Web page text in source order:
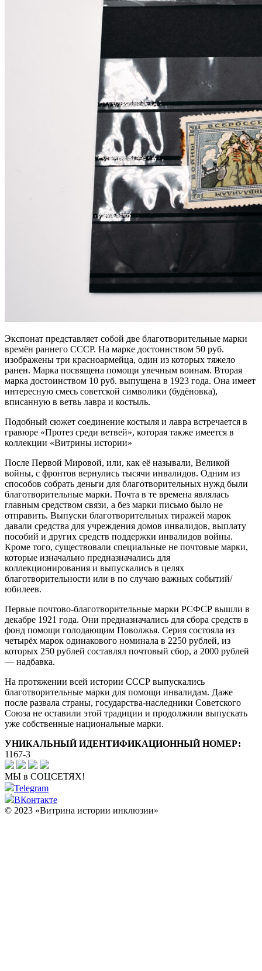
Экспонат представляет собой две благотворительные марки
времён раннего СССР. На марке достоинством 50 руб.
изображены три красноармейца, один из которых тяжело
ранен. Марка посвящена помощи увечным воинам. Вторая
марка достоинством 10 руб. выпущена в 1923 года. Она имеет
интересную смесь советской символики (будёновка),
вписанную в ветвь лавра и костыль.
Подобный сюжет соединение костыля и лавра встречается в
гравюре «Протез среди ветвей», которая также имеется в
коллекции «Витрины истории»
После Первой Мировой, или, как её называли, Великой
войны, с фронтов вернулись тысячи инвалидов. Одним из
способов собрать деньги для благотворительных нужд были
благотворительные марки. Почта в те времена являлась
главным средством связи, а без марки письмо было не
отправить. Выпуски благотворительных тиражей марок
давали средства для учреждения домов инвалидов, выплату
пособий и других средств поддержки инвалидов войны.
Кроме того, существовали специальные не почтовые марки,
которые изначально предназначались для
коллекционирования и выпускались в целях
благотворительности или в по случаю важных событий/
юбилеев.
Первые почтово-благотворительные марки РСФСР вышли в
декабре 1921 года. Они предназначались для сбора средств в
фонд помощи голодающим Поволжья. Серия состояла из
четырёх марок одинакового номинала в 2250 рублей, из
которых 250 рублей составлял почтовый сбор, а 2000 рублей
— надбавка.
На протяжении всей истории СССР выпускались
благотворительные марки для помощи инвалидам. Даже
после развала страны, государства-наследники Советского
Союза не оставили этой традиции и продолжили выпускать
уже собственные национальные марки.
УНИКАЛЬНЫЙ ИДЕНТИФИКАЦИОННЫЙ НОМЕР:
1167-3
МЫ в СОЦСЕТЯХ!
Telegram
ВКонтакте
© 2023 «Витрина истории инклюзии»